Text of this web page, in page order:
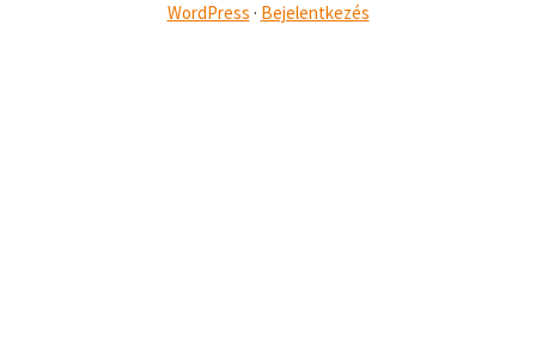
WordPress · Bejelentkezés